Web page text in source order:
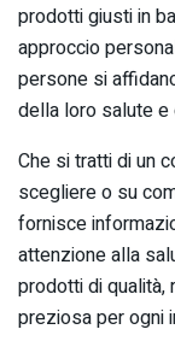
prodotti giusti in
approccio
persone si
della loro salute
Che si tratti di un
scegliere o su
fornisce
attenzione alla
prodotti di qualità,
preziosa per ogni